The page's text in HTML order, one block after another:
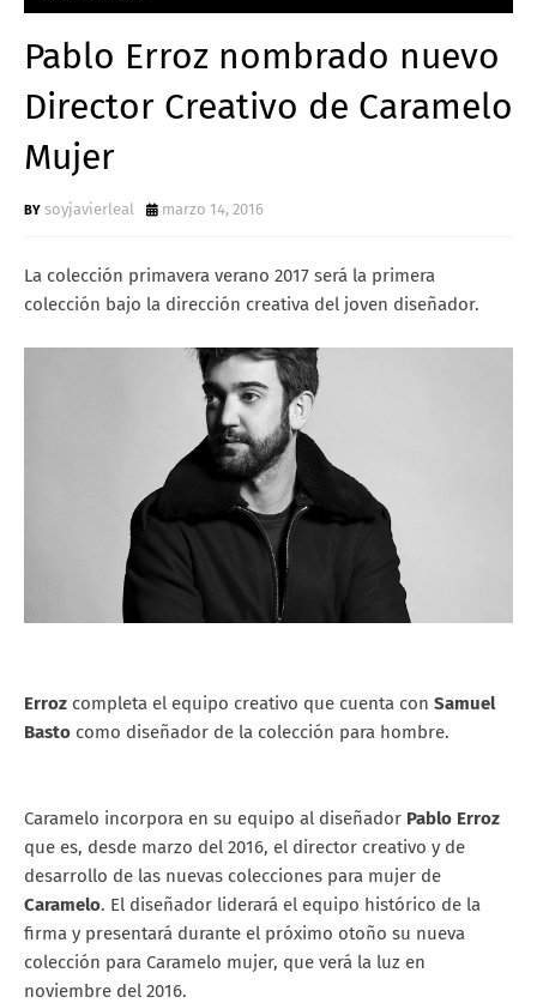
Pablo Erroz nombrado nuevo
Director Creativo de Caramelo
Mujer
soyjavierleal marzo 14, 2016
La colección primavera verano 2017 será la primera
colección bajo la dirección creativa del joven diseñador.
Erroz completa el equipo creativo que cuenta con Samuel
Basto como diseñador de la colección para hombre.
Caramelo incorpora en su equipo al diseñador Pablo Erroz
que es, desde marzo del 2016, el director creativo y de
desarrollo de las nuevas colecciones para mujer de
Caramelo. El diseñador liderará el equipo histórico de la
firma y presentará durante el próximo otoño su nueva
colección para Caramelo mujer, que verá la luz en
noviembre del 2016.